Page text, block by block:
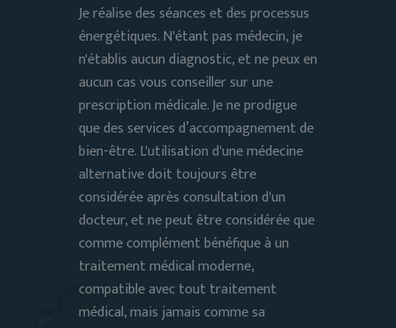
Je réalise des séances et des processus
énergétiques. N'étant pas médecin, je
n'établis aucun diagnostic, et ne peux en
aucun cas vous conseiller sur une
prescription médicale. Je ne prodigue
que des services d’accompagnement de
bien-être. L'utilisation d'une médecine
alternative doit toujours être
considérée après consultation d'un
docteur, et ne peut être considérée que
comme complément bénéfique à un
traitement médical moderne,
compatible avec tout traitement
médical, mais jamais comme sa